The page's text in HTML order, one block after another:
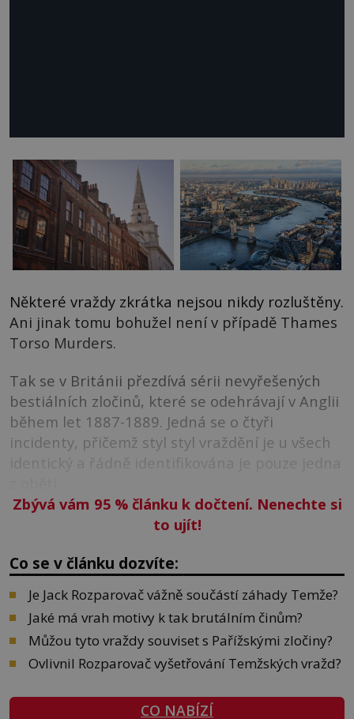
Některé vraždy zkrátka nejsou nikdy rozluštěny.
Ani jinak tomu bohužel není v případě Thames
Torso Murders.
Tak se v Británii přezdívá sérii nevyřešených
bestiálních zločinů, které se odehrávají v Anglii
během let 1887-1889. Jedná se o čtyři
incidenty, přičemž styl styl vraždění je u všech
identický a řádně identifikována je pouze jedna
Zbývá vám 95 %článku k dočtení. Nenechte si
to ujít!
Co se v článku dozvíte:
Je Jack Rozparovač vážně součástí záhady Temže?
Jaké má vrah motivy k tak brutálním činům?
Můžou tyto vraždy souviset s Pařížskými zločiny?
Ovlivnil Rozparovač vyšetřování Temžských vražd?
CO NABÍZÍ